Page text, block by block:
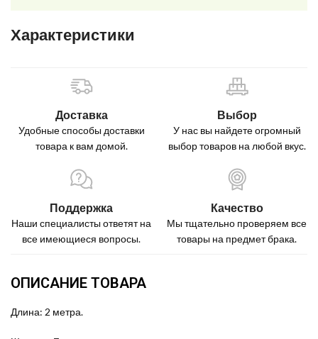
Характеристики
Доставка
Удобные способы доставки
товара к вам домой.
Выбор
У нас вы найдете огромный
выбор товаров на любой вкус.
Поддержка
Наши специалисты ответят на
все имеющиеся вопросы.
Качество
Мы тщательно проверяем все
товары на предмет брака.
ОПИСАНИЕ ТОВАРА
Длина: 2 метра.